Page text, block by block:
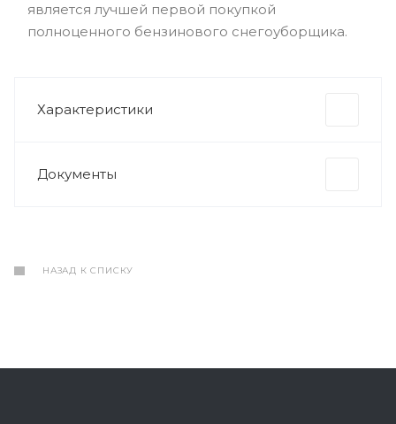
является лучшей первой покупкой
полноценного бензинового снегоуборщика.
Характеристики
Документы
НАЗАД К СПИСКУ